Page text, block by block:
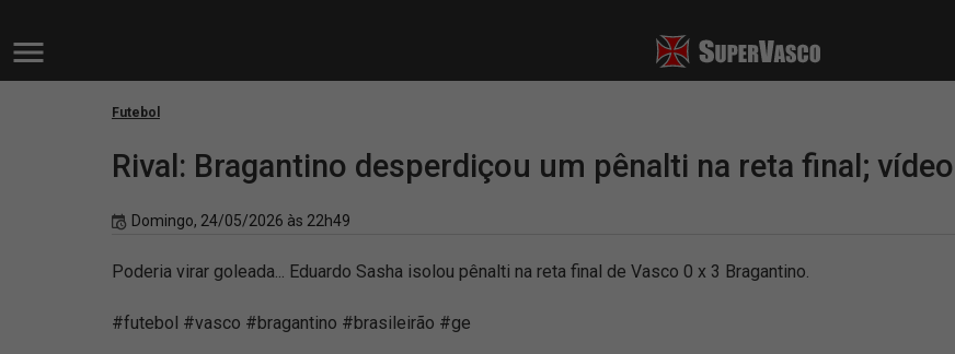
Futebol
Rival: Bragantino desperdiçou um pênalti na reta final; vídeo
Domingo, 24/05/2026 às 22h49
Poderia virar goleada... Eduardo Sasha isolou pênalti na reta final de Vasco 0 x 3 Bragantino.
#futebol #vasco #bragantino #brasileirão #ge